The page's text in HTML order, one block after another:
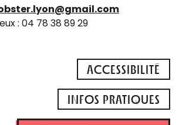
: 04 78 38 89 29
ACCESSIBILITÉ
INFOS PRATIQUES